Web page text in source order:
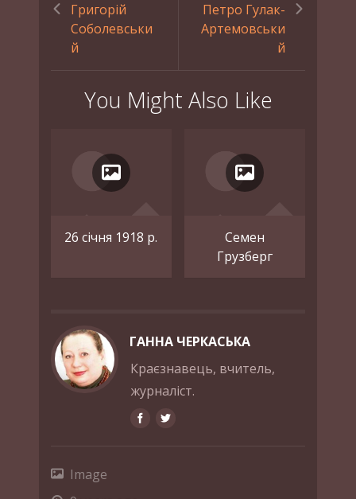
Григорій
Соболевськи
й
Петро Гулак-
Артемовськи
й
You Might Also Like
26 січня 1918 р.
Семен
Грузберг
ГАННА ЧЕРКАСЬКА
Краєзнавець, вчитель,
журналіст.
Image